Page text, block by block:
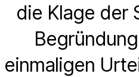
die Klage der
einmaligen